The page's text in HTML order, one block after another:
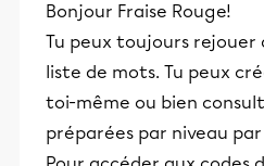
Bonjour Fraise Rouge!
Tu peux toujours rejouer
liste de mots. Tu peux
toi-même ou bien
préparées par niveau